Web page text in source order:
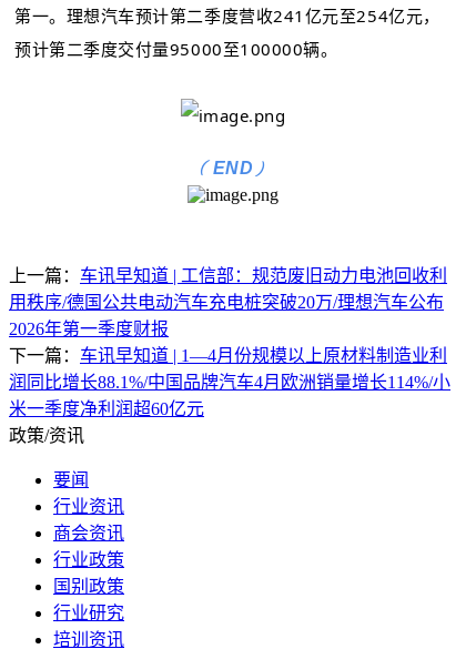
第一。 理想汽车预计第二季度营收241亿元至254亿元，
预计第二季度交付量95000至100000辆。
(END )
上一篇： 车讯早知道 | 工信部：规范废旧动力电池回收利
用秩序/德国公共电动汽车充电桩突破20万/理想汽车公布
2026年第一季度财报
下一篇： 车讯早知道 | 1—4月份规模以上原材料制造业利
润同比增长88.1%/中国品牌汽车4月欧洲销量增长114%/小
米一季度净利润超60亿元
政策/资讯
要闻
行业资讯
商会资讯
行业政策
国别政策
行业研究
培训资讯